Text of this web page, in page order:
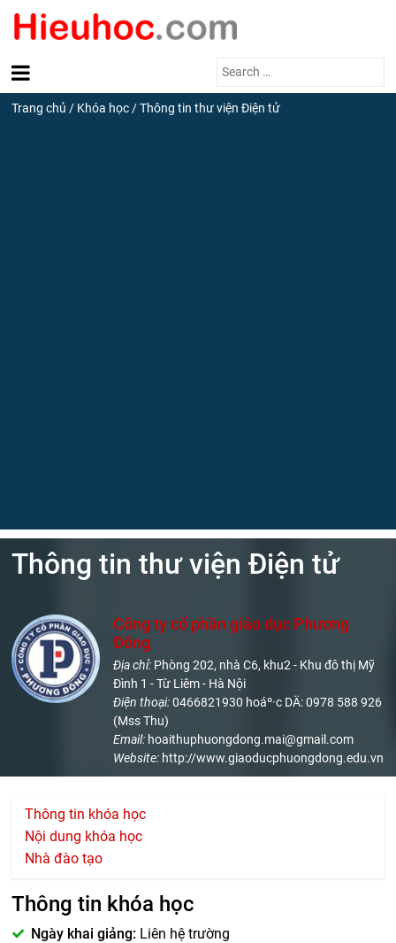
Search
Trang chủ / Khóa học /Thông tin thư viện Điện tử
Thông tin thư viện Điện tử
Công ty cổ phần giáo dục Phương
Đông
Địa chỉ: Phòng 202, nhà C6, khu2 - Khu đô thị Mỹ
Đình 1 - Từ Liêm - Hà Nội
Điện thoại:0466821930 hoáº·c DÄ: 0978 588 926
(Mss Thu)
Email: hoaithuphuongdong.mai@gmail.com
Website: http://www.giaoducphuongdong.edu.vn
Thông tin khóa học
Nội dung khóa học
Nhà đào tạo
Thông tin khóa học
Ngày khai giảng: Liên hệ trường